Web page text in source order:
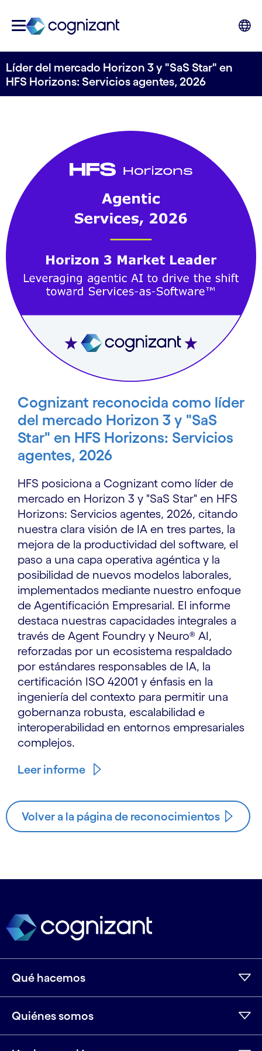
Líder del mercado Horizon 3 y "SaS Star" en
HFS Horizons: Servicios agentes, 2026
Cognizant reconocida como líder
del mercado Horizon 3 y "SaS
Star" en HFS Horizons: Servicios
agentes, 2026
HFS posiciona a Cognizant como líder de
mercado en Horizon 3 y "SaS Star" en HFS
Horizons: Servicios agentes, 2026, citando
nuestra clara visión de IA en tres partes, la
mejora de la productividad del software, el
paso a una capa operativa agéntica y la
posibilidad de nuevos modelos laborales,
implementados mediante nuestro enfoque
de Agentificación Empresarial. El informe
destaca nuestras capacidades integrales a
través de Agent Foundry y Neuro® AI,
reforzadas por un ecosistema respaldado
por estándares responsables de IA, la
certificación ISO 42001 y énfasis en la
ingeniería del contexto para permitir una
gobernanza robusta, escalabilidad e
interoperabilidad en entornos empresariales
complejos.
Leer informe
Volver a la página de reconocimientos
Qué hacemos
Quiénes somos